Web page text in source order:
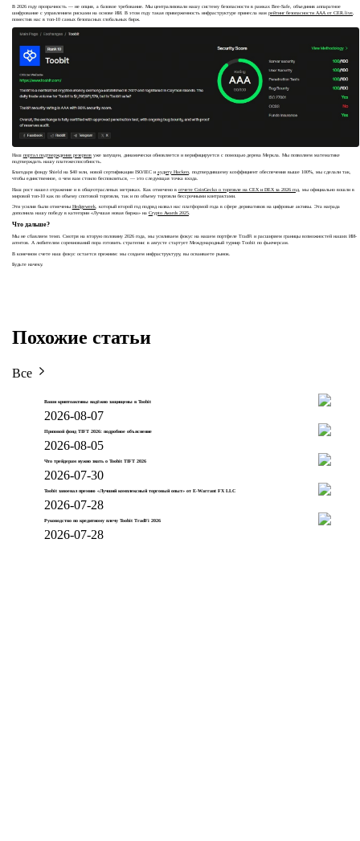
В 2026 году прозрачность — не опция, а базовое требование. Мы централизовали нашу систему безопасности в рамках Bee-Safe, объединив аппаратное
шифрование с управлением рисками на основе ИИ. В этом году такая приверженность инфраструктуре принесла нам рейтинг безопасности AAA от CER.live,
поместив нас в топ-10 самых безопасных глобальных бирж.
Наш портал подтверждения резервовуже запущен, динамически обновляется и верифицируется с помощью дерева Меркла. Мы позволяем математике
подтверждать нашу платежеспособность.
Благодаря фонду Shield на $40 млн, новой сертификации ISO/IEC и аудиту Hacken, подтвердившему коэффициент обеспечения выше 100%, мы сделали так,
чтобы единственное, о чем вам стоило беспокоиться, — это следующая точка входа.
Наш рост нашел отражение и в общеотраслевых метриках. Как отмечено в отчете CoinGecko о торговле на CEX и DEX за 2026 год, мы официально вошли в
мировой топ-10 как по объему спотовой торговли, так и по объему торговли бессрочными контрактами.
Эти усилия были отмечены Hedgeweek, который второй год подряд назвал нас платформой года в сфере деривативов на цифровые активы. Эта награда
дополнила нашу победу в категории «Лучшая новая биржа» на Crypto Awards 2025.
Что дальше?
Мы не сбавляем темп. Смотря на вторую половину 2026 года, мы усиливаем фокус на нашем портфеле TradFi и расширяем границы возможностей наших ИИ-
агентов. А любителям соревнований пора готовить стратегии: в августе стартует Международный турнир Toobit по фьючерсам.
В конечном счете наш фокус остается прежним: мы создаем инфраструктуру, вы осваиваете рынок.
Будьте начеку.
Похожие статьи
Все
Ваши криптоактивы надёжно защищены в Toobit
2026-08-07
Призовой фонд TIFT 2026: подробное объяснение
2026-08-05
Что трейдерам нужно знать о Toobit TIFT 2026
2026-07-30
Toobit завоевал премию «Лучший комплексный торговый опыт» от E-Warrant FX LLC
2026-07-28
Руководство по кредитному плечу Toobit TradFi 2026
2026-07-28